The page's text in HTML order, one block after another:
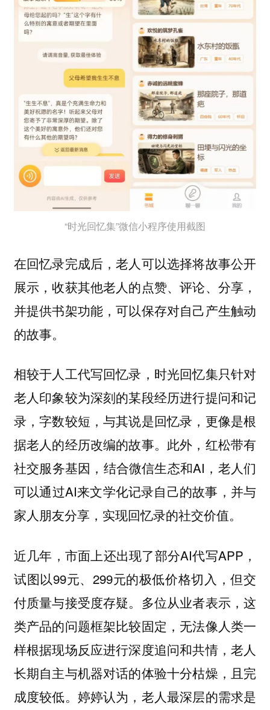
“时光回忆集”微信小程序使用截图
在回忆录完成后，老人可以选择将故事公开
展示，收获其他老人的点赞、评论、分享，
并提供书架功能，可以保存对自己产生触动
的故事。
相较于人工代写回忆录，时光回忆集只针对
老人印象较为深刻的某段经历进行提问和记
录，字数较短，与其说是回忆录，更像是根
据老人的经历改编的故事。此外，红松带有
社交服务基因，结合微信生态和AI，老人们
可以通过AI来文学化记录自己的故事，并与
家人朋友分享，实现回忆录的社交价值。
近几年，市面上还出现了部分AI代写APP，
试图以99元、299元的极低价格切入，但交
付质量与接受度存疑。多位从业者表示，这
类产品的问题框架比较固定，无法像人类一
样根据现场反应进行深度追问和共情，老人
长期自主与机器对话的体验十分枯燥，且完
成度较低。婷婷认为， 老人最深层的需求是